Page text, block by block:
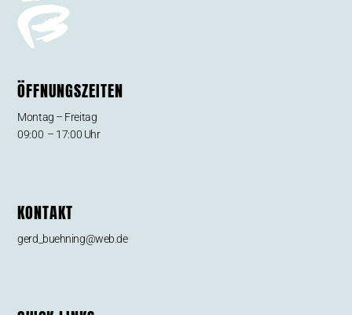
ÖFFNUNGSZEITEN
Montag – Freitag
09:00 – 17:00 Uhr
KONTAKT
gerd_buehning@web.de